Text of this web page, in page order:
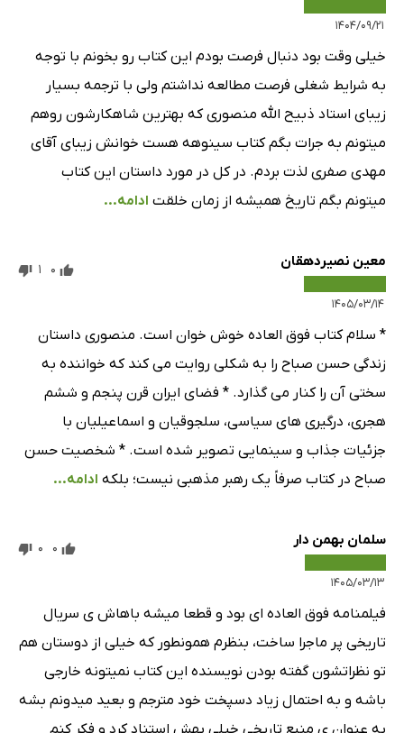
فصل سی‌ویکم - بخش اول
51 دقیقه فصل سی‌ویکم - بخش دوم
37 دقیقه فصل سی‌و‌دوم
فصل سی‌وسوم
69 دقیقه فصل سی‌و‌پنجم
فصل سی‌وششم
37 دقیقه فصل سی‌وهفتم
فصل سی‌وهشتم
43 دقیقه فصل سی‌ونهم
52 دقیقه فصل چهلم
فصل چهل‌ویکم - بخش دوم
فصل چهل‌ویکم - بخش سوم
30 دقیقه فصل چهل‌ودوم
۱۴۰۴/۰۹/۲۱
خیلی وقت بود دنبال فرصت بودم این کتاب رو بخونم با توجه
به شرایط شغلی فرصت مطالعه نداشتم ولی با ترجمه بسیار
زیبای استاد ذبیح الله منصوری که بهترین شاهکارشون روهم
میتونم به جرات بگم کتاب سینوهه هست خوانش زیبای آقای
مهدی صفری لذت بردم. در کل در مورد داستان این کتاب
میتونم بگم تاریخ همیشه از زمان خلقت ادامه...
معین نصیردهقان
۱۴۰۵/۰۳/۱۴
0
1
* سلام کتاب فوق العاده خوش خوان است. منصوری داستان
زندگی حسن صباح را به شکلی روایت می کند که خواننده به
سختی آن را کنار می گذارد. * فضای ایران قرن پنجم و ششم
هجری، درگیری های سیاسی، سلجوقیان و اسماعیلیان با
جزئیات جذاب و سینمایی تصویر شده است. * شخصیت حسن
صباح در کتاب صرفاً یک رهبر مذهبی نیست؛ بلکه ادامه...
سلمان بهمن دار
۱۴۰۵/۰۳/۱۳
0
0
فیلمنامه فوق العاده ای بود و قطعا میشه باهاش ی سریال
تاریخی پر ماجرا ساخت، بنظرم همونطور که خیلی از دوستان هم
تو نظراتشون گفته بودن نویسنده این کتاب نمیتونه خارجی
باشه و به احتمال زیاد دسپخت خود مترجم و بعید میدونم بشه
به عنوان ی منبع تاریخی خیلی بهش استناد کرد و فکر کنم